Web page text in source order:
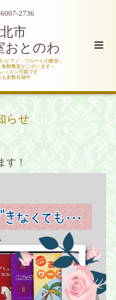
2736
市
おとのわ
♪ピアノ・フルートの教室♪
館教室がございます～
ッスン可能です
も多数在籍中
らせ
す！